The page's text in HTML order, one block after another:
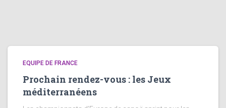
EQUIPE DE FRANCE
Prochain rendez-vous : les Jeux
méditerranéens